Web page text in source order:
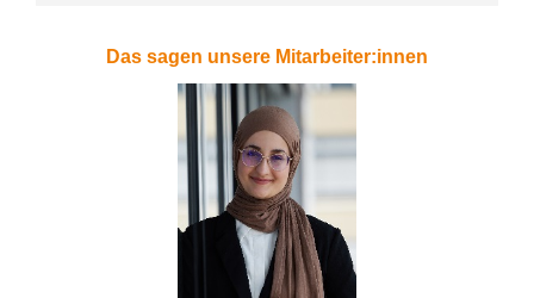
Das sagen unsere Mitarbeiter:innen